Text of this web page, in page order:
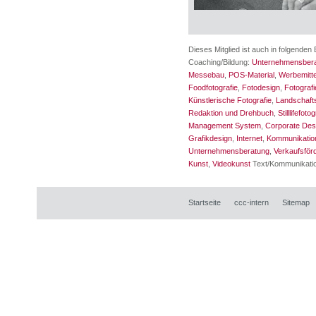
Dieses Mitglied ist auch in folgenden
Coaching/Bildung:
Messebau POS-Material
Foodfotografie Fotodesign
Künstlerische Fotografie
Redaktion und Drehbuch
Management System Corporate
Grafikdesign Internet
Unternehmensberatung
Kunst Videokunst Text/
Startseite ccc-intern Sitemap